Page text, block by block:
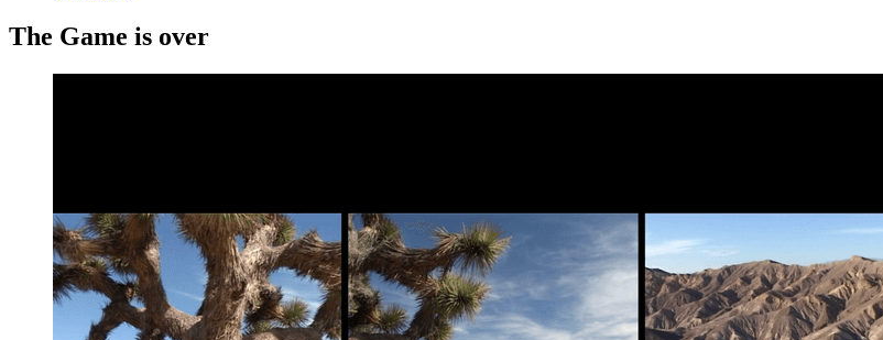
The Game is over